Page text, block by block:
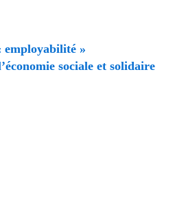
employabilité »
sociale et solidaire